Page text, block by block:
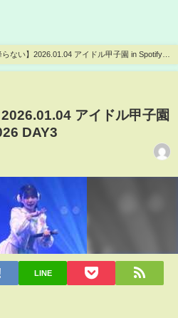
らない】2026.01.04 アイドル甲子園 in Spotify
アイドル甲子園
DAY3
LINE